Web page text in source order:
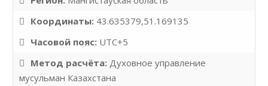
Координаты: 43.635379,51.169135
Часовой пояс: UTC+5
Метод расчёта: Духовное управление
мусульман Казахстана